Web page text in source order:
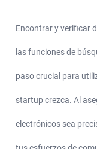
Encontrar y verificar
las funciones de
paso crucial para
startup crezca. Al
electrónicos sea